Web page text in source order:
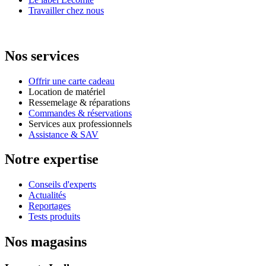
Travailler chez nous
Nos services
Offrir une carte cadeau
Location de matériel
Ressemelage & réparations
Commandes & réservations
Services aux professionnels
Assistance & SAV
Notre expertise
Conseils d'experts
Actualités
Reportages
Tests produits
Nos magasins